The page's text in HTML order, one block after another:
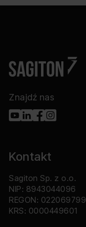
Znajdź nas
Kontakt
Sagiton Sp. z o.o.
NIP: 8943044096
REGON: 022069799
KRS: 0000449601